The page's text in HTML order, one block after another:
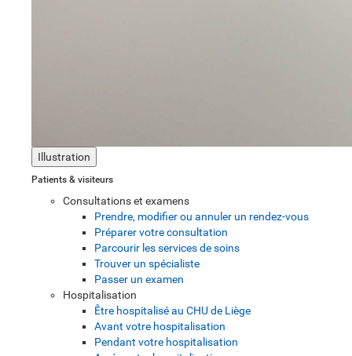
Illustration
Patients & visiteurs
Consultations et examens
Prendre, modifier ou annuler un rendez-vous
Préparer votre consultation
Parcourir les services de soins
Trouver un spécialiste
Passer un examen
Hospitalisation
Être hospitalisé au CHU de Liège
Avant votre hospitalisation
Pendant votre hospitalisation